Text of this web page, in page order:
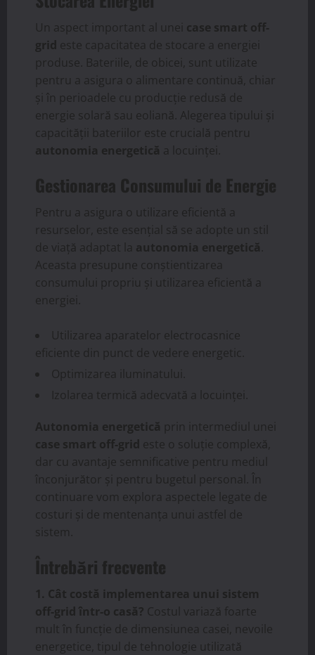
Un aspect important al unei case smart off-
grid este capacitatea de stocare a energiei
produse. Bateriile, de obicei, sunt utilizate
pentru a asigura o alimentare continuă, chiar
și în perioadele cu producție redusă de
energie solară sau eoliană. Alegerea tipului și
capacității bateriilor este crucială pentru
autonomia energetică a locuinței.
Gestionarea Consumului de Energie
Pentru a asigura o utilizare eficientă a
resurselor, este esențial să se adopte un stil
de viață adaptat la autonomia energetică
Aceasta presupune conștientizarea
consumului propriu și utilizarea eficientă a
energiei.
Utilizarea aparatelor electrocasnice
eficiente din punct de vedere energetic.
Optimizarea iluminatului.
Izolarea termică adecvată a locuinței.
Autonomia energetică prin intermediul unei
case smart off-grid este o soluție complexă,
dar cu avantaje semnificative pentru mediul
înconjurător și pentru bugetul personal. În
continuare vom explora aspectele legate de
costuri și de mentenanța unui astfel de
sistem.
Întrebări frecvente
1. Cât costă implementarea unui sistem
off-grid într-o casă? Costul variază foarte
mult în funcție de dimensiunea casei, nevoile
energetice, tipul de tehnologie utilizată